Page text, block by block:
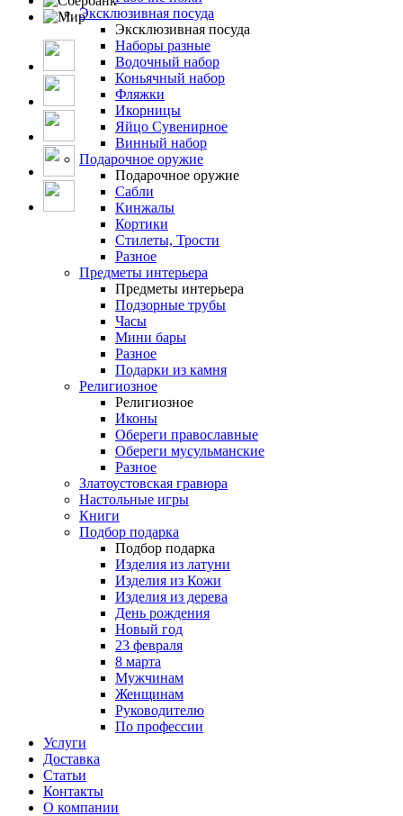
Эксклюзивная посуда
Эксклюзивная посуда
Наборы разные
Водочный набор
Коньячный набор
Фляжки
Икорницы
Яйцо Сувенирное
Винный набор
Подарочное оружие
Подарочное оружие
Сабли
Кинжалы
Кортики
Стилеты, Трости
Разное
Предметы интерьера
Предметы интерьера
Подзорные трубы
Часы
Мини бары
Разное
Подарки из камня
Религиозное
Религиозное
Иконы
Обереги православные
Обереги мусульманские
Разное
Златоустовская гравюра
Настольные игры
Книги
Подбор подарка
Подбор подарка
Изделия из латуни
Изделия из Кожи
Изделия из дерева
День рождения
Новый год
23 февраля
8 марта
Мужчинам
Женщинам
Руководителю
По профессии
Услуги
Доставка
Статьи
Контакты
О компании